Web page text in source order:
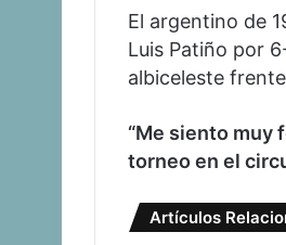
El argentino de
Luis Patiño por
albiceleste
“Me siento muy
torneo en el
Artículos